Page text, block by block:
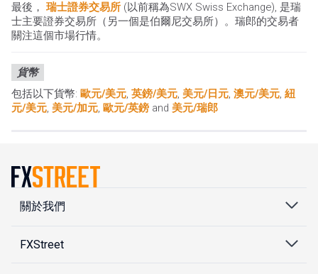
最後， 瑞士證券交易所 (以前稱為SWX Swiss Exchange), 是瑞
士主要證券交易所（另一個是伯爾尼交易所）。瑞郎的交易者
關注這個市場行情。
貨幣
包括以下貨幣: 歐元/美元, 英鎊/美元, 美元/日元, 澳元/美元, 紐
元/美元, 美元/加元, 歐元/英鎊 and 美元/瑞郎
關於我們
FXStreet